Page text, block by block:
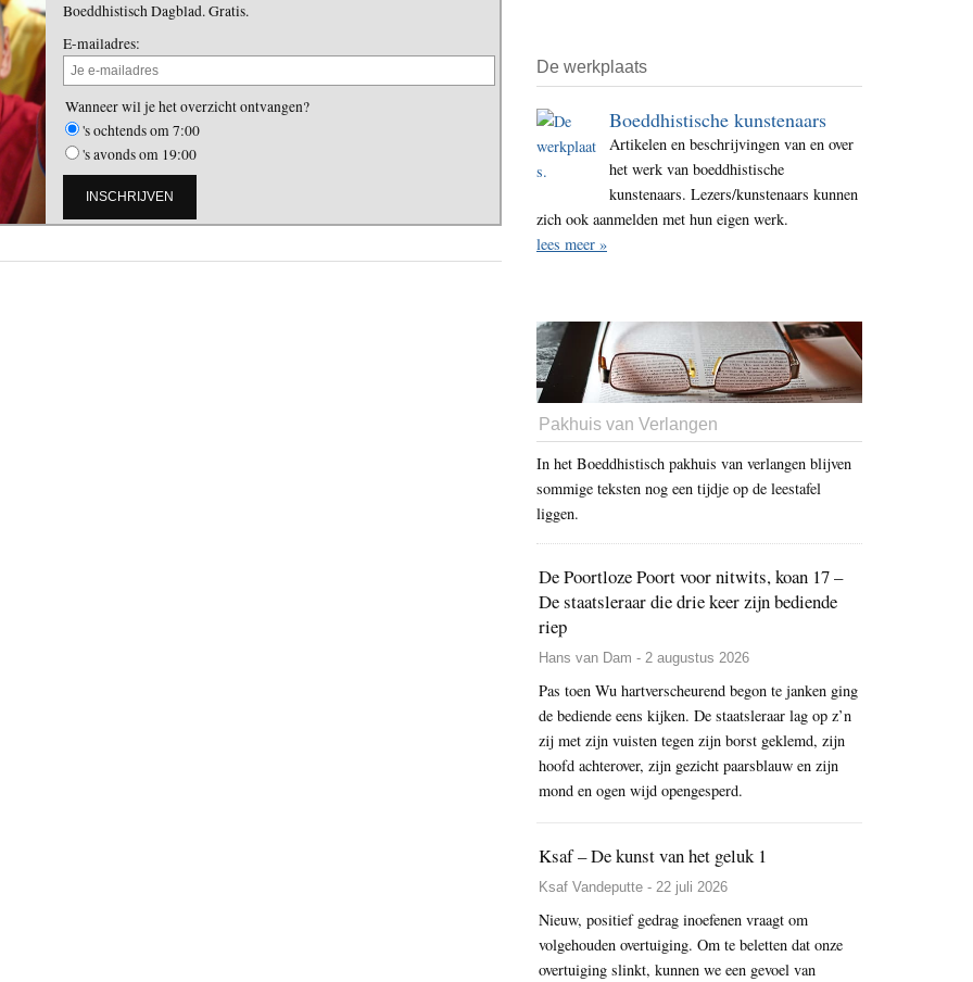
Boeddhistisch Dagblad. Gratis.
E-mailadres:
Wanneer wil je het overzicht ontvangen?
's ochtends om 7:00
's avonds om 19:00
De werkplaats
Boeddhistische kunstenaars
Artikelen en beschrijvingen van en over
het werk van boeddhistische
kunstenaars. Lezers/kunstenaars kunnen
zich ook aanmelden met hun eigen werk.
lees meer »
Pakhuis van Verlangen
In het Boeddhistisch pakhuis van verlangen blijven
sommige teksten nog een tijdje op de leestafel
liggen.
De Poortloze Poort voor nitwits, koan 17 –
De staatsleraar die drie keer zijn bediende
riep
Hans van Dam - 2 augustus 2026
Pas toen Wu hartverscheurend begon te janken ging
de bediende eens kijken. De staatsleraar lag op z’n
zij met zijn vuisten tegen zijn borst geklemd, zijn
hoofd achterover, zijn gezicht paarsblauw en zijn
mond en ogen wijd opengesperd.
Ksaf – De kunst van het geluk 1
Ksaf Vandeputte - 22 juli 2026
Nieuw, positief gedrag inoefenen vraagt om
volgehouden overtuiging. Om te beletten dat onze
overtuiging slinkt, kunnen we een gevoel van